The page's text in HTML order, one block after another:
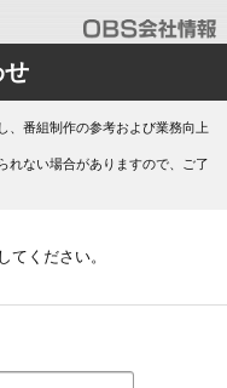
せ
、番組制作の参考および業務向上
れない場合がありますので、ご了
てください。